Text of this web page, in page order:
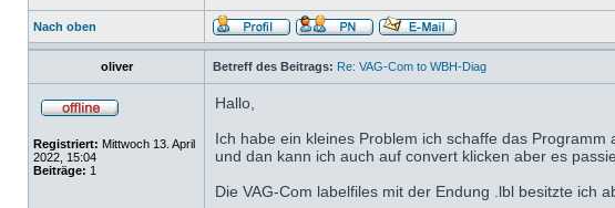
Nach oben
oliver Betreff des Beitrags: Re: VAG-Com to WBH-Diag
Registriert: Mittwoch 13. April
2022, 15:04
Beiträge: 1
Hallo,
Ich habe ein kleines Problem ich schaffe das
und dan kann ich auch auf convert klicken aber es
Die VAG-Com labelfiles mit der Endung .lbl besitzte ich